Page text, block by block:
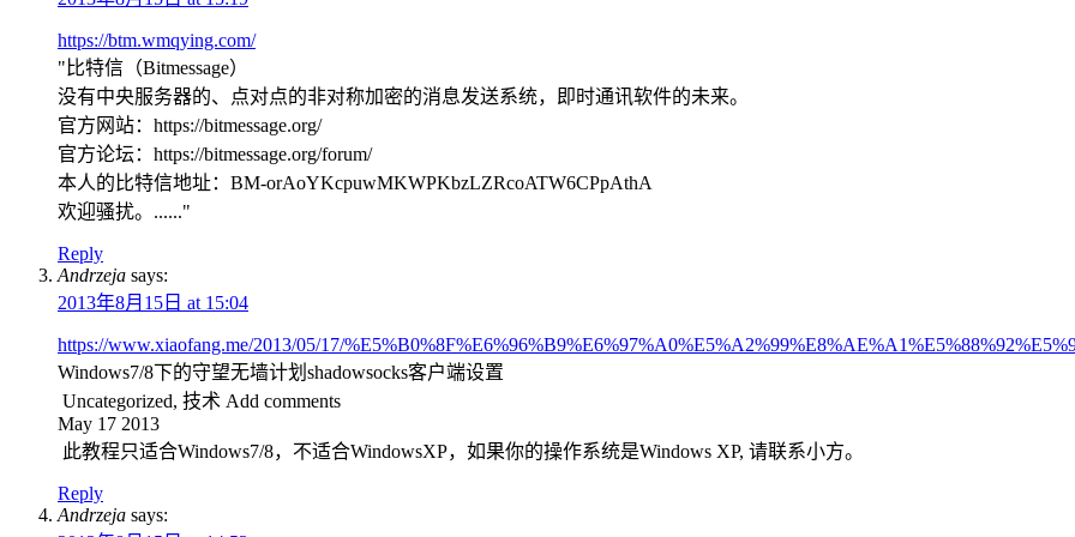
https://btm.wmqying.com/
"比特信（Bitmessage）
没有中央服务器的、点对点的非对称加密的消息发送系统，即时通讯软件的未来。
官方网站：https://bitmessage.org/
官方论坛：https://bitmessage.org/forum/
本人的比特信地址：BM-orAoYKcpuwMKWPKbzLZRcoATW6CPpAthA
欢迎骚扰。......"
Reply
Andrzeja says:
2013年8月15日 at 15:04
https://www.xiaofang.me/2013/05/17/
Windows7/8下的守望无墙计划shadowsocks客户端设置
Uncategorized, 技术 Add comments
May 17 2013
此教程只适合Windows7/8，不适合WindowsXP，如果你的操作系统是Windows XP, 请联系小方。
Reply
Andrzeja says: